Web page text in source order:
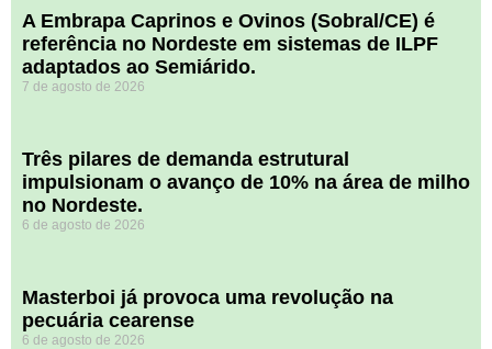
A Embrapa Caprinos e Ovinos (Sobral/CE) é
referência no Nordeste em sistemas de ILPF
adaptados ao Semiárido.
7 de agosto de 2026
​Três pilares de demanda estrutural
impulsionam o avanço de 10% na área de milho
no Nordeste.
6 de agosto de 2026
Masterboi já provoca uma revolução na
pecuária cearense
6 de agosto de 2026